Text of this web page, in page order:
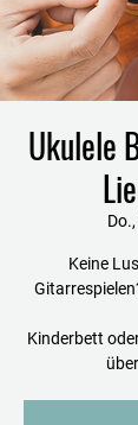
Ukulele
Keine
Kinderbett